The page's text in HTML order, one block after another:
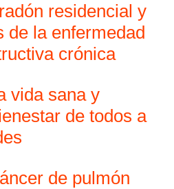
residencial y
de la enfermedad
crónica
vida sana y
de todos a
de pulmón